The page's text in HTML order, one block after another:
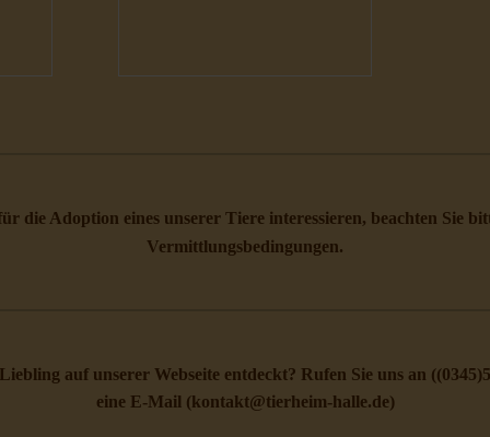
die Adoption eines unserer Tiere interessieren, beachten Sie
Vermittlungsbedingungen.
auf unserer Webseite entdeckt? Rufen Sie uns an (
eine E-Mail (kontakt@tierheim-halle.de)